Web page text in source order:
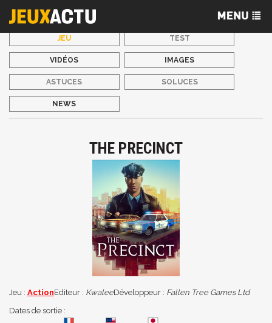
JEU TEST
VIDÉOS IMAGES
ASTUCES SOLUCES
NEWS
THE PRECINCT
Jeu : ActionEditeur : KwaleeDéveloppeur : Fallen Tree Games Ltd
Dates de sortie :